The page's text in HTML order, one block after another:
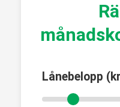
Lånebelopp